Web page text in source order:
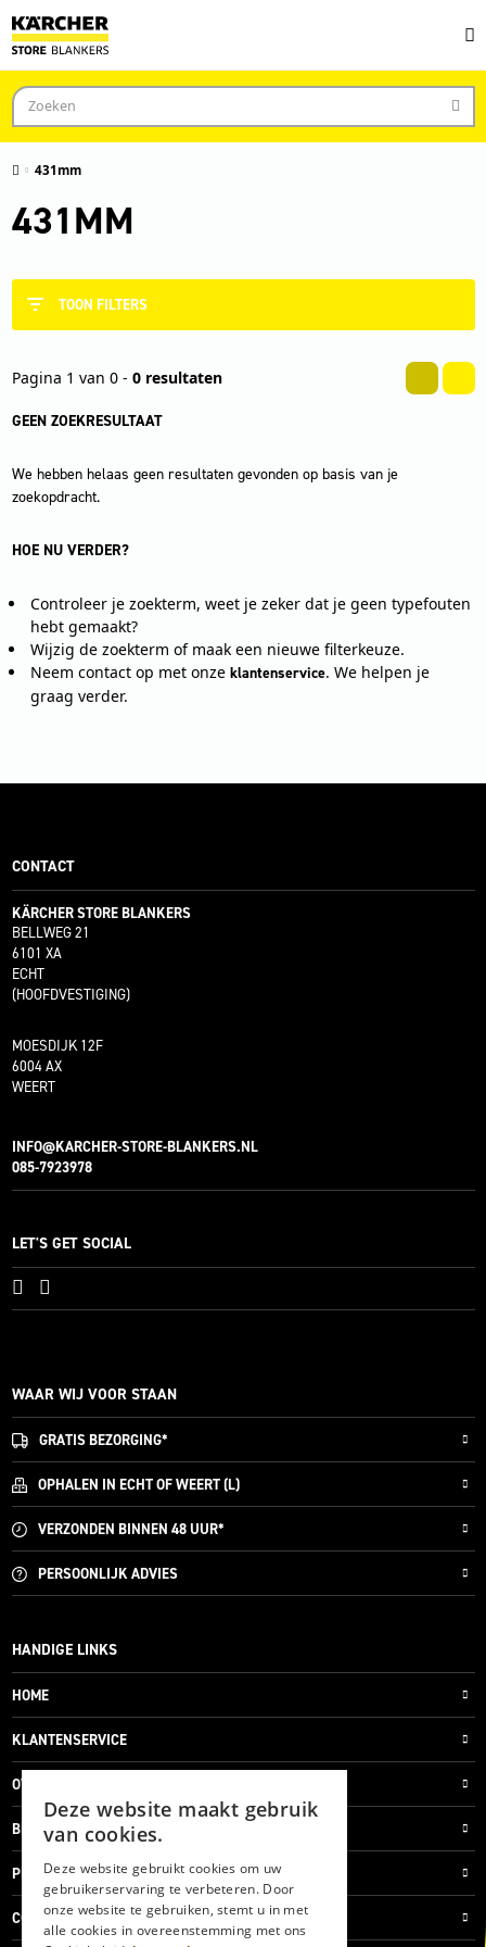
431mm
431MM
TOON FILTERS
Pagina 1 van 0 - 0 resultaten
GEEN ZOEKRESULTAAT
We hebben helaas geen resultaten gevonden op basis van je
zoekopdracht.
HOE NU VERDER?
Controleer je zoekterm, weet je zeker dat je geen typefouten
hebt gemaakt?
Wijzig de zoekterm of maak een nieuwe filterkeuze.
Neem contact op met onze klantenservice. We helpen je
graag verder.
CONTACT
KÄRCHER STORE BLANKERS
BELLWEG 21
6101 XA
ECHT
(HOOFDVESTIGING)
MOESDIJK 12F
6004 AX
WEERT
INFO@KARCHER-STORE-BLANKERS.NL
085-7923978
LET'S GET SOCIAL
WAAR WIJ VOOR STAAN
GRATISBEZORGING*
OPHALEN IN ECHT OF WEERT (L)
VERZONDEN BINNEN 48 UUR*
PERSOONLIJKADVIES
HANDIGE LINKS
HOME
KLANTENSERVICE
OVER ONS
BLOG
PRIVACYVERKLARING
COOKIES
Deze website maakt gebruik
van cookies.
Deze website gebruikt cookies om uw
gebruikerservaring te verbeteren. Door
onze website te gebruiken, stemt u in met
alle cookies in overeenstemming met ons